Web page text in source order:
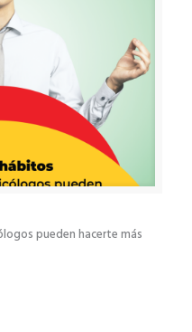
pueden hacerte más